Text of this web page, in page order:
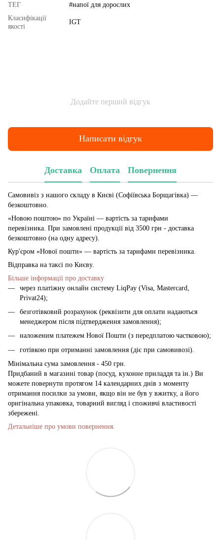
ТЕГ
#напої для дорослих
Класифікації
якості
IGT
Додайте перший відгук
Написати відгук
Доставка Оплата Повернення
Самовивіз з нашого складу в Києві (Софіївська Борщагівка) —
безкоштовно.
«Новою поштою» по Україні — вартість за тарифами
перевізника. При замовлені продукції від 3500 грн - доставка
безкоштовно (на одну адресу).
Кур'єром «Нової пошти» — вартість за тарифами перевізника.
Відправка на таксі по Києву.
Більше інформації про доставку
через платіжну онлайн систему LiqPay (Visa, Mastercard,
Privat24);
безготівковий розрахунок (реквізити для оплати надаються
менеджером після підтвердження замовлення);
наложеним платежем Нової Пошти (з передплатою частковою);
готівкою при отриманні замовлення (діє при самовивозі).
Мінімальна сума замовлення - 450 грн.
Придбаний в магазині товар (посуд, кухонне приладдя та ін.) Ви
можете повернути протягом 14 календарних днів з моменту
отримання посилки за умови, якщо він не був у вжитку, а його
оригінальна упаковка, товарний вигляд і споживчі властивості
збережені.
Детальніше про умови повернення.